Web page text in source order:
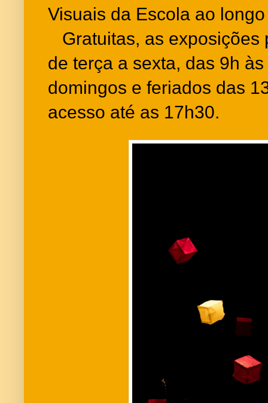
Visuais da Escola ao
Gratuitas, as exposições
de terça a sexta, das 9h
domingos e feriados das
acesso até as 17h30.